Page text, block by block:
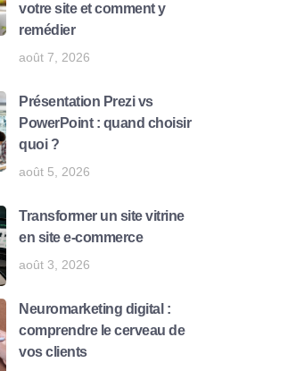
votre site et comment y
remédier
août 7, 2026
Présentation Prezi vs
PowerPoint : quand choisir
quoi ?
août 5, 2026
Transformer un site vitrine
en site e-commerce
août 3, 2026
Neuromarketing digital :
comprendre le cerveau de
vos clients